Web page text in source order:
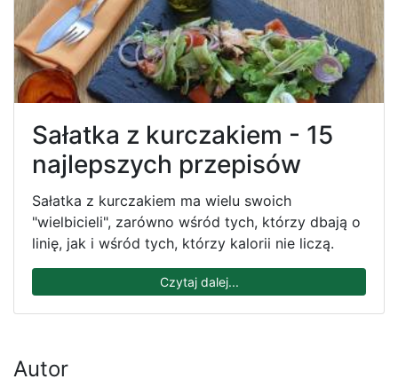
Sałatka z kurczakiem - 15
najlepszych przepisów
Sałatka z kurczakiem ma wielu swoich
"wielbicieli", zarówno wśród tych, którzy dbają o
linię, jak i wśród tych, którzy kalorii nie liczą.
Czytaj dalej...
Autor